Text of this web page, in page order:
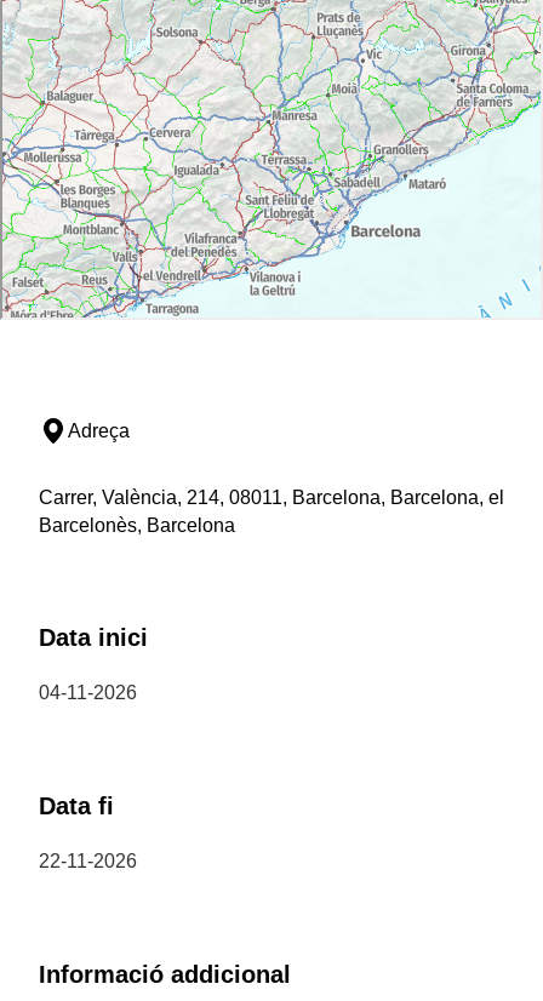
Adreça
Carrer, València, 214, 08011, Barcelona, Barcelona, el
Barcelonès, Barcelona
Data inici
04-11-2026
Data fi
22-11-2026
Informació addicional